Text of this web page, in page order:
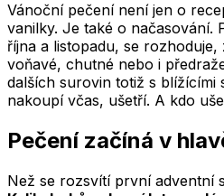
Vánoční pečení není jen o
vanilky. Je také o načasování.
října a listopadu, se
voňavé, chutné nebo i
dalších surovin totiž s blížícími
nakoupí včas, ušetří. A kdo
Pečení začíná v
Než se rozsvítí první adventní